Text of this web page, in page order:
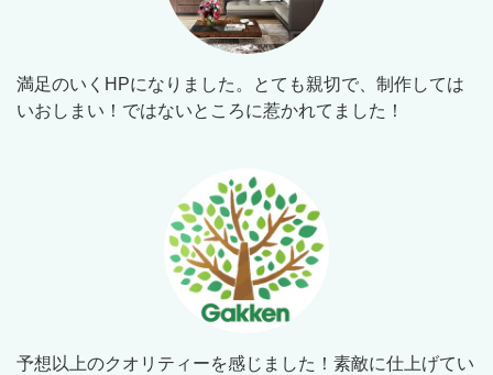
満足のいくHPになりました。とても親切で、制作しては
いおしまい！ではないところに惹かれてました！
予想以上のクオリティーを感じました！素敵に仕上げてい